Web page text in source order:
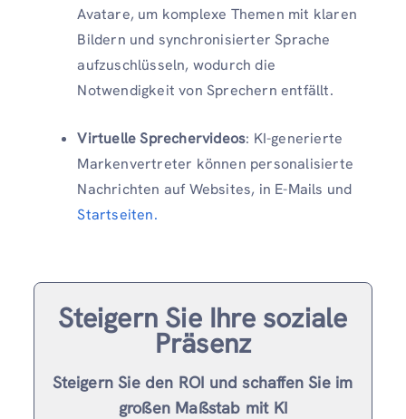
Avatare, um komplexe Themen mit klaren
Bildern und synchronisierter Sprache
aufzuschlüsseln, wodurch die
Notwendigkeit von Sprechern entfällt.
Virtuelle Sprechervideos: KI-generierte
Markenvertreter können personalisierte
Nachrichten auf Websites, in E-Mails und
Startseiten.
Steigern Sie Ihre soziale
Präsenz
Steigern Sie den ROI und schaffen Sie im
großen Maßstab mit KI